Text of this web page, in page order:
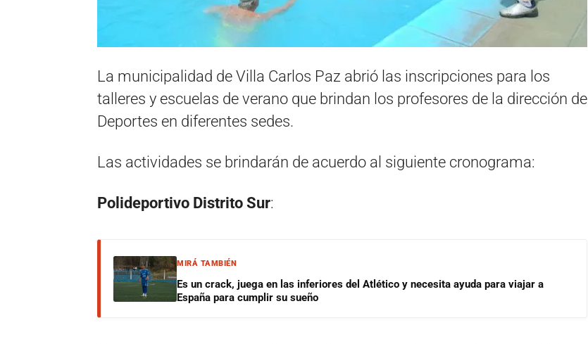
La municipalidad de Villa Carlos Paz abrió las inscripciones para los
talleres y escuelas de verano que brindan los profesores de la dirección de
Deportes en diferentes sedes.
Las actividades se brindarán de acuerdo al siguiente cronograma:
Polideportivo Distrito Sur:
MIRÁ TAMBIÉN
Es un crack, juega en las inferiores del Atlético y necesita ayuda para viajar a
España para cumplir su sueño